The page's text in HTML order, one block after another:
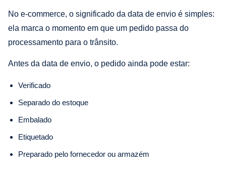
No e-commerce, o significado da data de envio é simples:
ela marca o momento em que um pedido passa do
processamento para o trânsito.
Antes da data de envio, o pedido ainda pode estar:
Verificado
Separado do estoque
Embalado
Etiquetado
Preparado pelo fornecedor ou armazém